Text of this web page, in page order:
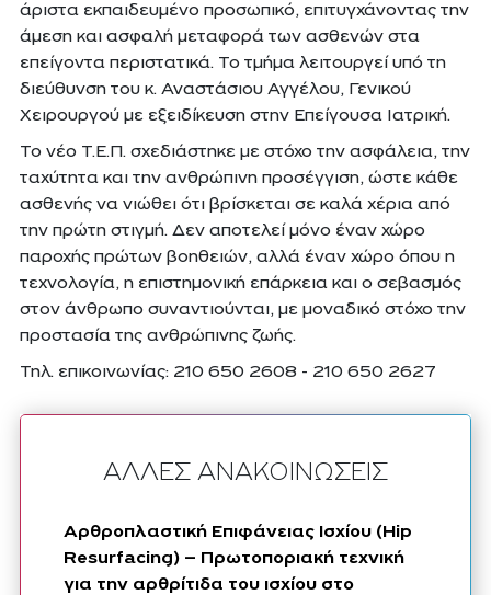
άριστα εκπαιδευμένο προσωπικό, επιτυγχάνοντας την
άμεση και ασφαλή μεταφορά των ασθενών στα
επείγοντα περιστατικά. Το τμήμα λειτουργεί υπό τη
διεύθυνση του κ. Αναστάσιου Αγγέλου, Γενικού
Χειρουργού με εξειδίκευση στην Επείγουσα Ιατρική.
Το νέο Τ.Ε.Π. σχεδιάστηκε με στόχο την ασφάλεια, την
ταχύτητα και την ανθρώπινη προσέγγιση, ώστε κάθε
ασθενής να νιώθει ότι βρίσκεται σε καλά χέρια από
την πρώτη στιγμή. Δεν αποτελεί μόνο έναν χώρο
παροχής πρώτων βοηθειών, αλλά έναν χώρο όπου η
τεχνολογία, η επιστημονική επάρκεια και ο σεβασμός
στον άνθρωπο συναντιούνται, με μοναδικό στόχο την
προστασία της ανθρώπινης ζωής.
Τηλ. επικοινωνίας: 210 650 2608 - 210 650 2627
ΑΛΛΕΣ ΑΝΑΚΟΙΝΩΣΕΙΣ
Αρθροπλαστική Επιφάνειας Ισχίου (Hip
Resurfacing) – Πρωτοποριακή τεχνική
για την αρθρίτιδα του ισχίου στο